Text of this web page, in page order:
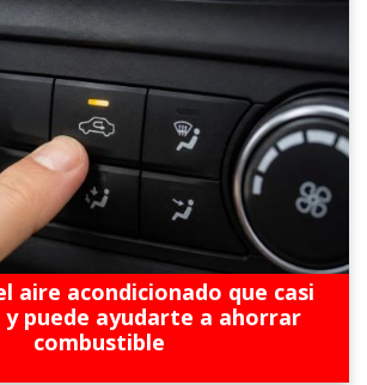
aire acondicionado que casi
y puede ayudarte a ahorrar
combustible